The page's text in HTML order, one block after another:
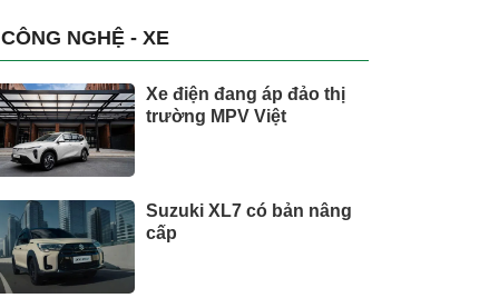
CÔNG NGHỆ - XE
Xe điện đang áp đảo thị
trường MPV Việt
Suzuki XL7 có bản nâng
cấp